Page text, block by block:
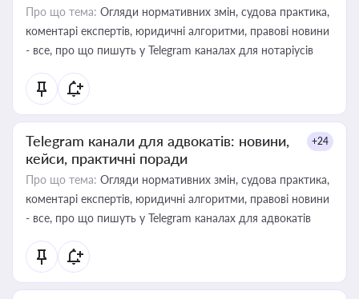
Про що тема: Огляди нормативних змін, судова практика,
коментарі експертів, юридичні алгоритми, правові новини
- все, про що пишуть у Telegram каналах для нотаріусів
Telegram канали для адвокатів: новини,
кейси, практичні поради
+24
Про що тема: Огляди нормативних змін, судова практика,
коментарі експертів, юридичні алгоритми, правові новини
- все, про що пишуть у Telegram каналах для адвокатів